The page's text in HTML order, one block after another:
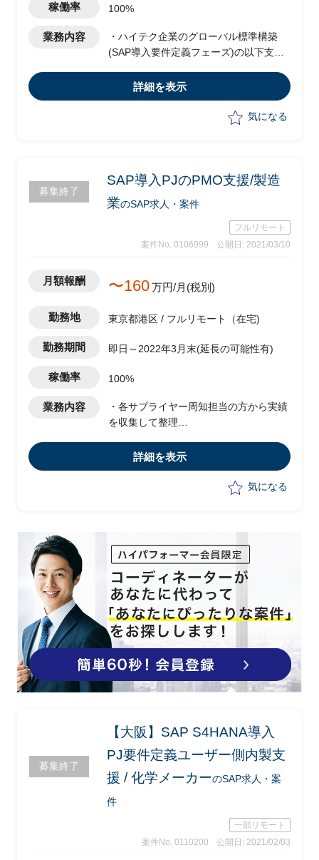
稼働率 100%
業務内容
・ハイテク企業のグローバル標準構築
(SAP導入要件定義フェーズ)の以下支援
の設計に絡む業務課題をクライアント、
コンサル含めコンタクトを取り、課題整
詳細を表示
気になる
募集終了
SAP導入PJのPMO支援/製造
業のSAP求人・案件
フルリモート
案件No. 0106999
公開日: 2021/03/10
月額報酬 〜160万円/月(税別)
勤務地 東京都港区 / フルリモート（在宅)
勤務期間 即日～2022年3月末(延長の可能性有)
稼働率 100%
業務内容
・各サプライヤー周知担当の方から実績
を収集して整理
・課題について収集して整理実務
・周知関連資料の作成実務
・ステークホルダーからの問い合わせ対
詳細を表示
気になる
募集終了
【大阪】SAP S4HANA導入
PJ要件定義ユーザー側内製支
援 / 化学メーカーのSAP求人・案
件
一部リモート
案件No. 0110200
公開日: 2021/02/03